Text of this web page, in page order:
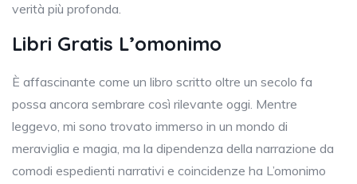
verità più profonda.
Libri Gratis L’omonimo
È affascinante come un libro scritto oltre un secolo fa
possa ancora sembrare così rilevante oggi. Mentre
leggevo, mi sono trovato immerso in un mondo di
meraviglia e magia, ma la dipendenza della narrazione da
comodi espedienti narrativi e coincidenze ha L’omonimo